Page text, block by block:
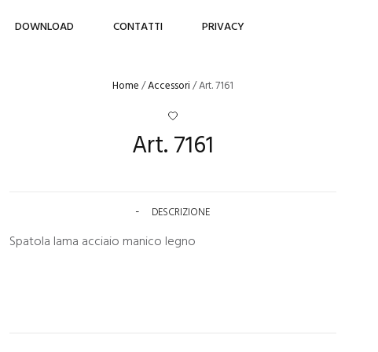
DOWNLOAD CONTATTI PRIVACY
Home/Accessori/ Art. 7161
Art. 7161
DESCRIZIONE
Spatola lama acciaio manico legno